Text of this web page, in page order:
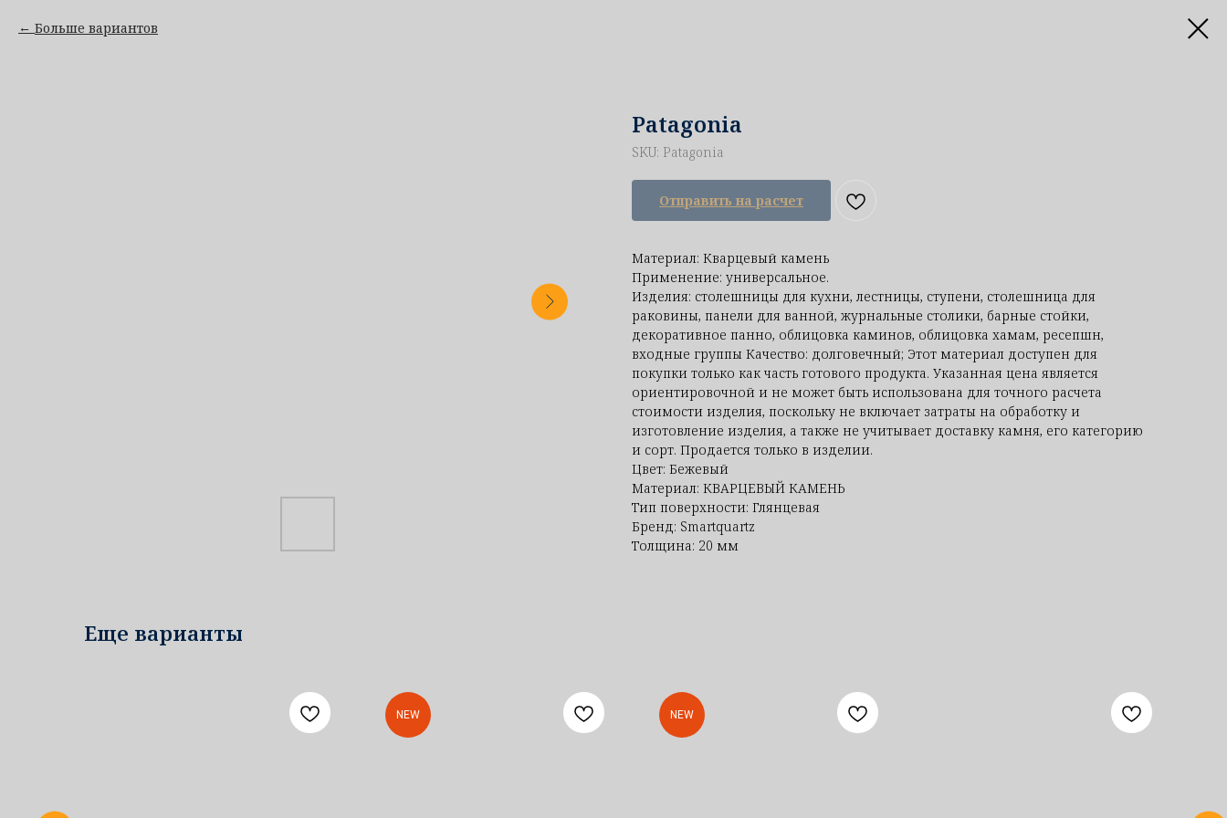
Больше вариантов
Patagonia
SKU: Patagonia
Отправить на расчет
Материал: Кварцевый камень
Применение: универсальное.
Изделия: столешницы для кухни, лестницы, ступени, столешница для
раковины, панели для ванной, журнальные столики, барные стойки,
декоративное панно, облицовка каминов, облицовка хамам, ресепшн,
входные группы Качество: долговечный; Этот материал доступен для
покупки только как часть готового продукта. Указанная цена является
ориентировочной и не может быть использована для точного расчета
стоимости изделия, поскольку не включает затраты на обработку и
изготовление изделия, а также не учитывает доставку камня, его категорию
и сорт. Продается только в изделии.
Цвет: Бежевый
Материал: КВАРЦЕВЫЙ КАМЕНЬ
Тип поверхности: Глянцевая
Бренд: Smartquartz
Толщина: 20 мм
Еще варианты
NEW NEW